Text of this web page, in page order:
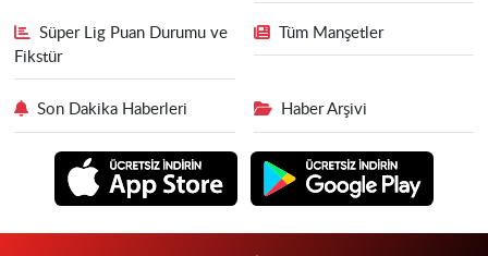
Süper Lig Puan Durumu ve
Fikstür
Tüm Manşetler
Son Dakika Haberleri Haber Arşivi